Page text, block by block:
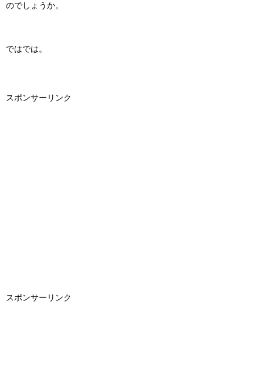
のでしょうか。
ではでは。
スポンサーリンク
スポンサーリンク